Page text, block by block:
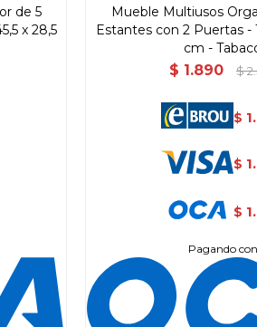
de 5
x 28,5
Mueble Multiusos
Estantes con 2 Puertas -
cm -
$ 1.890 $
$
$
$
Pagando con